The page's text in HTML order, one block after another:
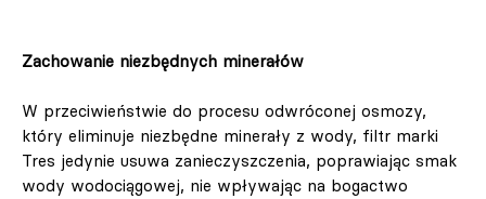
Zachowanie niezbędnych minerałów
W przeciwieństwie do procesu odwróconej osmozy,
który eliminuje niezbędne minerały z wody, filtr marki
Tres jedynie usuwa zanieczyszczenia, poprawiając smak
wody wodociągowej, nie wpływając na bogactwo